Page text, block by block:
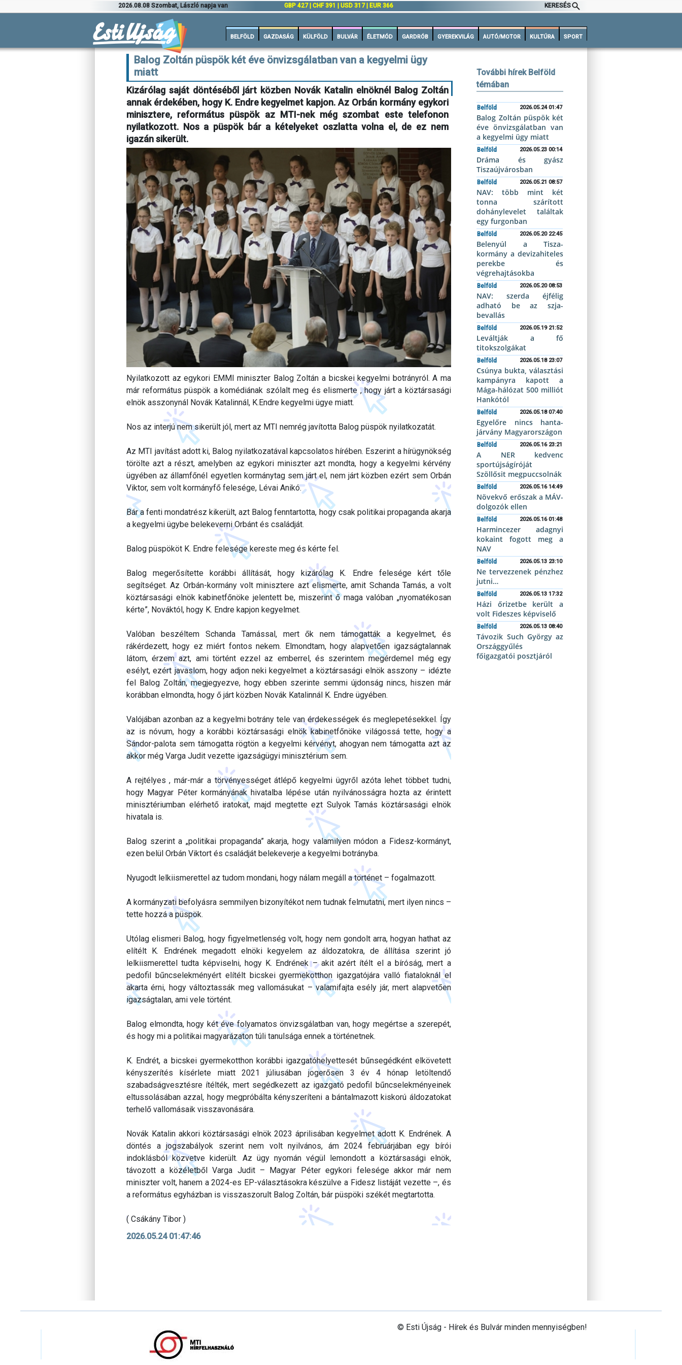
2026.08.08 Szombat, László napja van GBP 427 | CHF 391 | USD 317 | EUR 366 KERESÉS
BELFÖLD GAZDASÁG KÜLFÖLD BULVÁR ÉLETMÓD GARDRÓB GYEREKVILÁG AUTÓ/MOTOR KULTÚRA SPORT
Balog Zoltán püspök két éve önvizsgálatban van a kegyelmi ügy
miatt
Kizárólag saját döntéséből járt közben Novák Katalin elnöknél Balog Zoltán
annak érdekében, hogy K. Endre kegyelmet kapjon. Az Orbán kormány egykori
minisztere, református püspök az MTI-nek még szombat este telefonon
nyilatkozott. Nos a püspök bár a kételyeket oszlatta volna el, de ez nem
igazán sikerült.
Nyilatkozott az egykori EMMI miniszter Balog Zoltán a bicskei kegyelmi botrányról. A ma
már református püspök a komédiának szólalt meg és elismerte , hogy járt a köztársasági
elnök asszonynál Novák Katalinnál, K.Endre kegyelmi ügye miatt.
Nos az interjú nem sikerült jól, mert az MTI nemrég javította Balog püspök nyilatkozatát.
Az MTI javítást adott ki, Balog nyilatkozatával kapcsolatos hírében. Eszerint a hírügynökség
törölte azt a részt, amelyben az egykori miniszter azt mondta, hogy a kegyelmi kérvény
ügyében az államfőnél egyetlen kormánytag sem járt el, nem járt közben ezért sem Orbán
Viktor, sem volt kormányfő felesége, Lévai Anikó.
Bár a fenti mondatrész kikerült, azt Balog fenntartotta, hogy csak politikai propaganda akarja
a kegyelmi ügybe belekeverni Orbánt és családját.
Balog püspököt K. Endre felesége kereste meg és kérte fel.
Balog megerősítette korábbi állítását, hogy kizárólag K. Endre felesége kért tőle
segítséget. Az Orbán-kormány volt minisztere azt elismerte, amit Schanda Tamás, a volt
köztársasági elnök kabinetfőnöke jelentett be, miszerint ő maga valóban „nyomatékosan
kérte”, Nováktól, hogy K. Endre kapjon kegyelmet.
Valóban beszéltem Schanda Tamással, mert ők nem támogatták a kegyelmet, és
rákérdezett, hogy ez miért fontos nekem. Elmondtam, hogy alapvetően igazságtalannak
látom, érzem azt, ami történt ezzel az emberrel, és szerintem megérdemel még egy
esélyt, ezért javaslom, hogy adjon neki kegyelmet a köztársasági elnök asszony – idézte
fel Balog Zoltán, megjegyezve, hogy ebben szerinte semmi újdonság nincs, hiszen már
korábban elmondta, hogy ő járt közben Novák Katalinnál K. Endre ügyében.
Valójában azonban az a kegyelmi botrány tele van érdekességek és meglepetésekkel. Így
az is nóvum, hogy a korábbi köztársasági elnök kabinetfőnöke világossá tette, hogy a
Sándor-palota sem támogatta rögtön a kegyelmi kérvényt, ahogyan nem támogatta azt az
akkor még Varga Judit vezette igazságügyi minisztérium sem.
A rejtélyes , már-már a törvényességet átlépő kegyelmi ügyről azóta lehet többet tudni,
hogy Magyar Péter kormányának hivatalba lépése után nyilvánosságra hozta az érintett
minisztériumban elérhető iratokat, majd megtette ezt Sulyok Tamás köztársasági elnök
hivatala is.
Balog szerint a „politikai propaganda” akarja, hogy valamilyen módon a Fidesz-kormányt,
ezen belül Orbán Viktort és családját belekeverje a kegyelmi botrányba.
Nyugodt lelkiismerettel az tudom mondani, hogy nálam megáll a történet – fogalmazott.
A kormányzati befolyásra semmilyen bizonyítékot nem tudnak felmutatni, mert ilyen nincs –
tette hozzá a püspök.
Utólag elismeri Balog, hogy figyelmetlenség volt, hogy nem gondolt arra, hogyan hathat az
elítélt K. Endrének megadott elnöki kegyelem az áldozatokra, de állítása szerint jó
lelkiismerettel tudta képviselni, hogy K. Endrének – akit azért ítélt el a bíróság, mert a
pedofil bűncselekményért elítélt bicskei gyermekotthon igazgatójára valló fiataloknál el
akarta érni, hogy változtassák meg vallomásukat – valamifajta esély jár, mert alapvetően
igazságtalan, ami vele történt.
Balog elmondta, hogy két éve folyamatos önvizsgálatban van, hogy megértse a szerepét,
és hogy mi a politikai magyarázaton túli tanulsága ennek a történetnek.
K. Endrét, a bicskei gyermekotthon korábbi igazgatóhelyettesét bűnsegédként elkövetett
kényszerítés kísérlete miatt 2021 júliusában jogerősen 3 év 4 hónap letöltendő
szabadságvesztésre ítélték, mert segédkezett az igazgató pedofil bűncselekményeinek
eltussolásában azzal, hogy megpróbálta kényszeríteni a bántalmazott kiskorú áldozatokat
terhelő vallomásaik visszavonására.
Novák Katalin akkori köztársasági elnök 2023 áprilisában kegyelmet adott K. Endrének. A
döntés a jogszabályok szerint nem volt nyilvános, ám 2024 februárjában egy bírói
indoklásból közvetve kiderült. Az ügy nyomán végül lemondott a köztársasági elnök,
távozott a közéletből Varga Judit – Magyar Péter egykori felesége akkor már nem
miniszter volt, hanem a 2024-es EP-választásokra készülve a Fidesz listáját vezette –, és
a református egyházban is visszaszorult Balog Zoltán, bár püspöki székét megtartotta.
( Csákány Tibor )
2026.05.24 01:47:46
További hírek Belföld
témában
Belföld 2026.05.24 01:47
Balog Zoltán püspök két
éve önvizsgálatban van
a kegyelmi ügy miatt
Belföld 2026.05.23 00:14
Dráma és gyász
Tiszaújvárosban
Belföld 2026.05.21 08:57
NAV: több mint két
tonna szárított
dohánylevelet találtak
egy furgonban
Belföld 2026.05.20 22:45
Belenyúl a Tisza-
kormány a devizahiteles
perekbe és
végrehajtásokba
Belföld 2026.05.20 08:53
NAV: szerda éjfélig
adható be az szja-
bevallás
Belföld 2026.05.19 21:52
Leváltják a fő
titokszolgákat
Belföld 2026.05.18 23:07
Csúnya bukta, választási
kampányra kapott a
Mága-hálózat 500 milliót
Hankótól
Belföld 2026.05.18 07:40
Egyelőre nincs hanta-
járvány Magyarországon
Belföld 2026.05.16 23:21
A NER kedvenc
sportújságíróját
Szöllősit megpuccsolnák
Belföld 2026.05.16 14:49
Növekvő erőszak a MÁV-
dolgozók ellen
Belföld 2026.05.16 01:48
Harmincezer adagnyi
kokaint fogott meg a
NAV
Belföld 2026.05.13 23:10
Ne tervezzenek pénzhez
jutni…
Belföld 2026.05.13 17:32
Házi őrizetbe került a
volt Fideszes képviselő
Belföld 2026.05.13 08:40
Távozik Such György az
Országgyűlés
főigazgatói posztjáról
© Esti Újság - Hírek és Bulvár minden mennyiségben!